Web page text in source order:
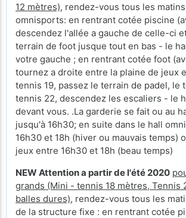
12 mètres), rendez-vous tous les
omnisports: en rentrant cotée piscine
descendez l'allée a gauche de celle-ci
terrain de foot jusque tout en bas - le
votre gauche ; en rentrant cotée foot
tournez a droite entre la plaine de jeux
tennis 19, passez le terrain de padel, le
tennis 22, descendez les escaliers - le
devant vous. .La garderie se fait ou au
jusqu'à 16h30; en suite dans le hall
16h30 et 18h (hiver ou mauvais temps)
jeux entre 16h30 et 18h (beau temps)
NEW Attention a partir de l'été 2020
grands (Mini - tennis 18 mètres, Tennis
balles dures), rendez-vous tous les
de la structure fixe : en rentrant cotée